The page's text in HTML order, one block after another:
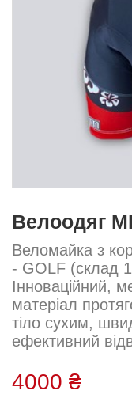
Велоодяг
Веломайка з
- GOLF (склад
Інноваційний,
матеріал
тіло сухим,
ефективний
Щільність –
4000 ₴